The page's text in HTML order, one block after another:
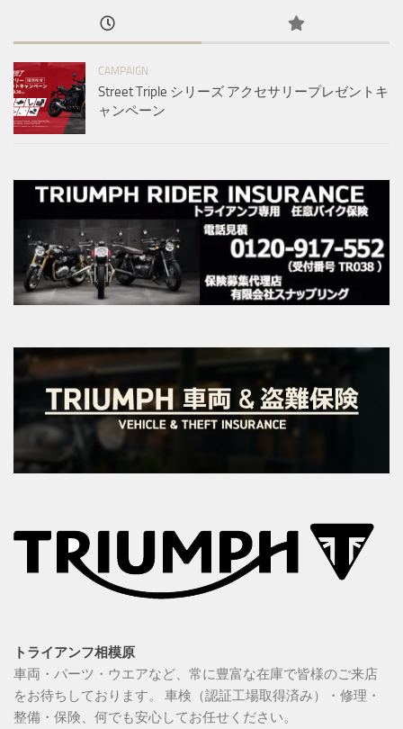
CAMPAIGN
Street Triple シリーズ アクセサリープレゼントキ
ャンペーン
トライアンフ相模原
車両・パーツ・ウエアなど、常に豊富な在庫で皆様のご来店
をお待ちしております。 車検（認証工場取得済み）・修理・
整備・保険、何でも安心してお任せください。